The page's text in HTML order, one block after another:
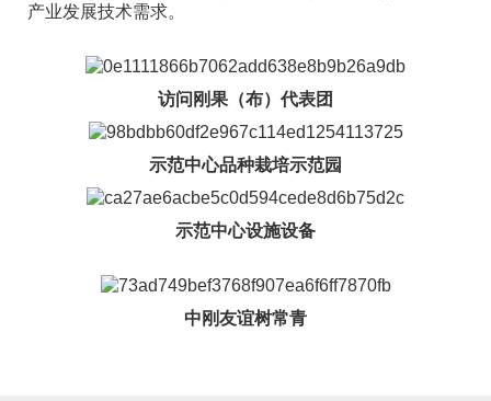
产业发展技术需求。
访问刚果（布）代表团
示范中心品种栽培示范园
示范中心设施设备
中刚友谊树常青